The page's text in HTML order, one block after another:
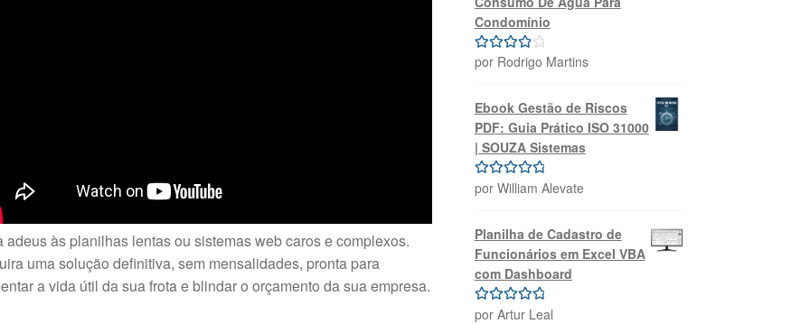
adeus às planilhas lentas ou sistemas web caros e complexos.
uma solução definitiva, sem mensalidades, pronta para
a vida útil da sua frota e blindar o orçamento da sua empresa.
Condomínio
Avaliação
por Rodrigo Martins
Ebook Gestão de Riscos
PDF: Guia Prático ISO 31000
| SOUZA Sistemas
Avaliação5
por William Alevate
Planilha de Cadastro de
Funcionários em Excel VBA
com Dashboard
Avaliação 5
por Artur Leal